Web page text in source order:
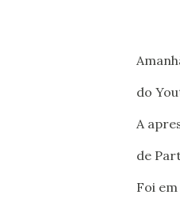
do
A
de
Foi